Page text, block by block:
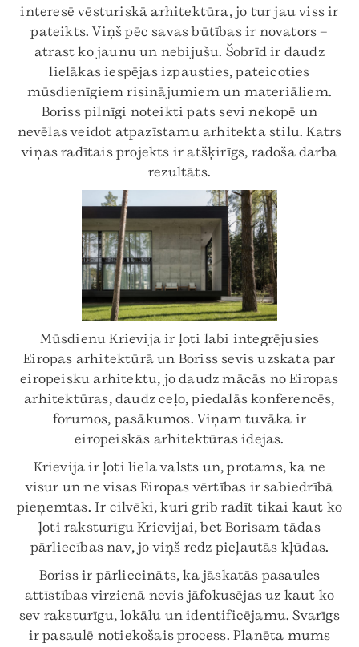
interesē vēsturiskā arhitektūra, jo tur jau viss ir
pateikts. Viņš pēc savas būtības ir novators –
atrast ko jaunu un nebijušu. Šobrīd ir daudz
lielākas iespējas izpausties, pateicoties
mūsdienīgiem risinājumiem un materiāliem.
Boriss pilnīgi noteikti pats sevi nekopē un
nevēlas veidot atpazīstamu arhitekta stilu. Katrs
viņas radītais projekts ir atšķirīgs, radoša darba
rezultāts.
Mūsdienu Krievija ir ļoti labi integrējusies
Eiropas arhitektūrā un Boriss sevis uzskata par
eiropeisku arhitektu, jo daudz mācās no Eiropas
arhitektūras, daudz ceļo, piedalās konferencēs,
forumos, pasākumos. Viņam tuvāka ir
eiropeiskās arhitektūras idejas.
Krievija ir ļoti liela valsts un, protams, ka ne
visur un ne visas Eiropas vērtības ir sabiedrībā
pieņemtas. Ir cilvēki, kuri grib radīt tikai kaut ko
ļoti raksturīgu Krievijai, bet Borisam tādas
pārliecības nav, jo viņš redz pieļautās kļūdas.
Boriss ir pārliecināts, ka jāskatās pasaules
attīstības virzienā nevis jāfokusējas uz kaut ko
sev raksturīgu, lokālu un identificējamu. Svarīgs
ir pasaulē notiekošais process. Planēta mums